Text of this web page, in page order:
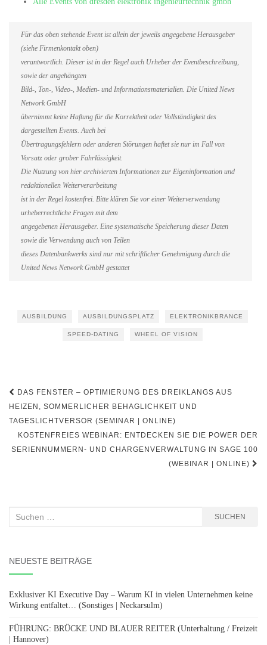
Für das oben stehende Event ist allein der jeweils angegebene Herausgeber
(siehe Firmenkontakt oben)
verantwortlich. Dieser ist in der Regel auch Urheber der Eventbeschreibung,
sowie der angehängten
Bild-, Ton-, Video-, Medien- und Informationsmaterialien. Die United News
Network GmbH
übernimmt keine Haftung für die Korrektheit oder Vollständigkeit des
dargestellten Events. Auch bei
Übertragungsfehlern oder anderen Störungen haftet sie nur im Fall von
Vorsatz oder grober Fahrlässigkeit.
Die Nutzung von hier archivierten Informationen zur Eigeninformation und
redaktionellen Weiterverarbeitung
ist in der Regel kostenfrei. Bitte klären Sie vor einer Weiterverwendung
urheberrechtliche Fragen mit dem
angegebenen Herausgeber. Eine systematische Speicherung dieser Daten
sowie die Verwendung auch von Teilen
dieses Datenbankwerks sind nur mit schriftlicher Genehmigung durch die
United News Network GmbH gestattet
AUSBILDUNG AUSBILDUNGSPLATZ ELEKTRONIKBRANCE
SPEED-DATING WHEEL OF VISION
Beitragsnavigation
DAS FENSTER – OPTIMIERUNG DES DREIKLANGS AUS
HEIZEN, SOMMERLICHER BEHAGLICHKEIT UND
TAGESLICHTVERSOR (SEMINAR | ONLINE)
KOSTENFREIES WEBINAR: ENTDECKEN SIE DIE POWER DER
SERIENNUMMERN- UND CHARGENVERWALTUNG IN SAGE 100
(WEBINAR | ONLINE)
Suchen
SUCHEN
NEUESTE BEITRÄGE
Exklusiver KI Executive Day – Warum KI in vielen Unternehmen keine
Wirkung entfaltet… (Sonstiges | Neckarsulm)
FÜHRUNG: BRÜCKE UND BLAUER REITER (Unterhaltung / Freizeit
| Hannover)